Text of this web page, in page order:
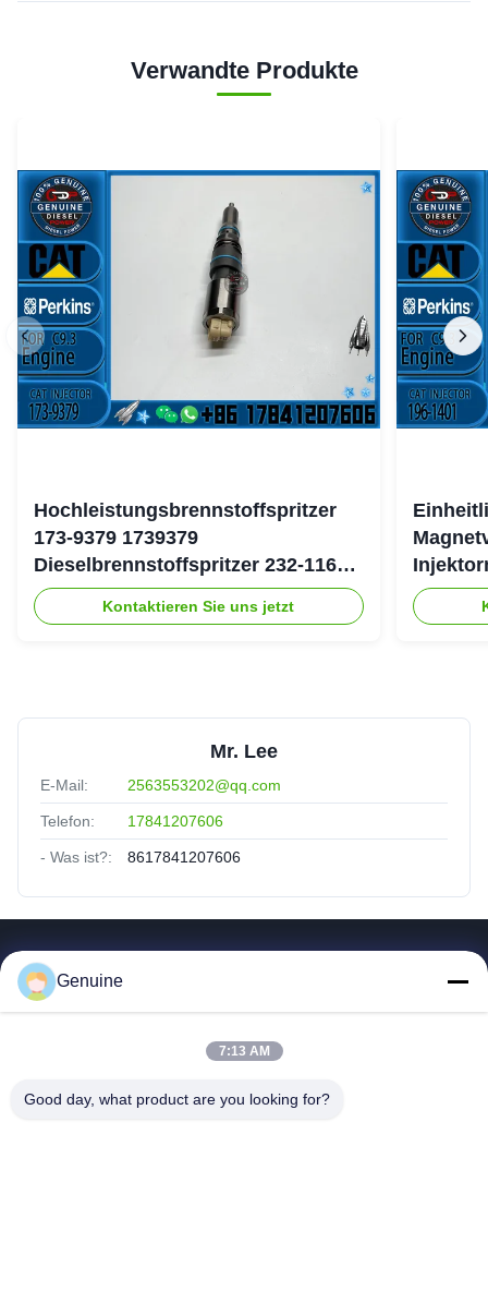
Verwandte Produkte
Hochleistungsbrennstoffspritzer
173-9379 1739379
Dieselbrennstoffspritzer 232-1167
2321167 für Caterpillar 3126 Motor
Kontaktieren Sie uns jetzt
4754
Mr. Lee
E-Mail: 2563553202@qq.com
Telefon: 17841207606
- Was ist?: 8617841207606
Über Uns
Qualitätskontrolle
Genuine
7:13 AM
Good day, what product are you looking for?